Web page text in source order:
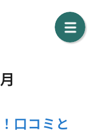
口コミと